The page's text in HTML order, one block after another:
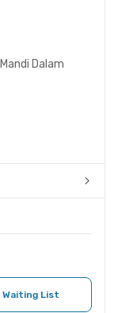
Dalam
List